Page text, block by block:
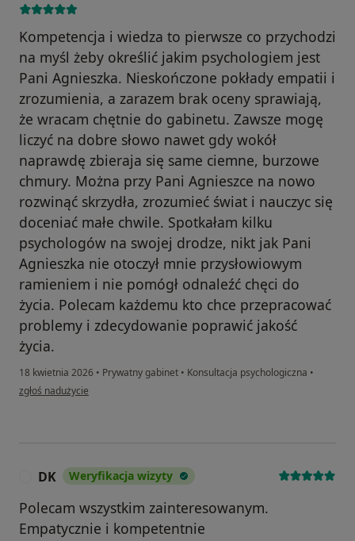
Kompetencja i wiedza to pierwsze co przychodzi
na myśl żeby określić jakim psychologiem jest
Pani Agnieszka. Nieskończone pokłady empatii i
zrozumienia, a zarazem brak oceny sprawiają,
że wracam chętnie do gabinetu. Zawsze mogę
liczyć na dobre słowo nawet gdy wokół
naprawdę zbieraja się same ciemne, burzowe
chmury. Można przy Pani Agnieszce na nowo
rozwinąć skrzydła, zrozumieć świat i nauczyc się
doceniać małe chwile. Spotkałam kilku
psychologów na swojej drodze, nikt jak Pani
Agnieszka nie otoczył mnie przysłowiowym
ramieniem i nie pomógł odnaleźć chęci do
życia. Polecam każdemu kto chce przepracować
problemy i zdecydowanie poprawić jakość
życia.
18 kwietnia 2026 • Prywatny gabinet • Konsultacja psychologiczna •
w opinii użytkownika Karolina
zgłoś nadużycie
DK Weryfikacja wizyty
Polecam wszystkim zainteresowanym.
Empatycznie i kompetentnie